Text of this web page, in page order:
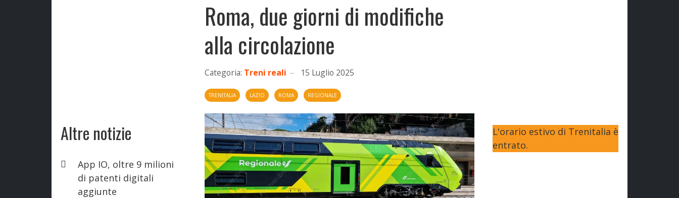
Altre notizie
App IO, oltre 9 milioni
di patenti digitali
aggiunte
Roma, due giorni di modifiche
alla circolazione
Categoria: Treni reali 15 Luglio 2025
TRENITALIA LAZIO ROMA REGIONALE
L'orario estivo di Trenitalia è
entrato.